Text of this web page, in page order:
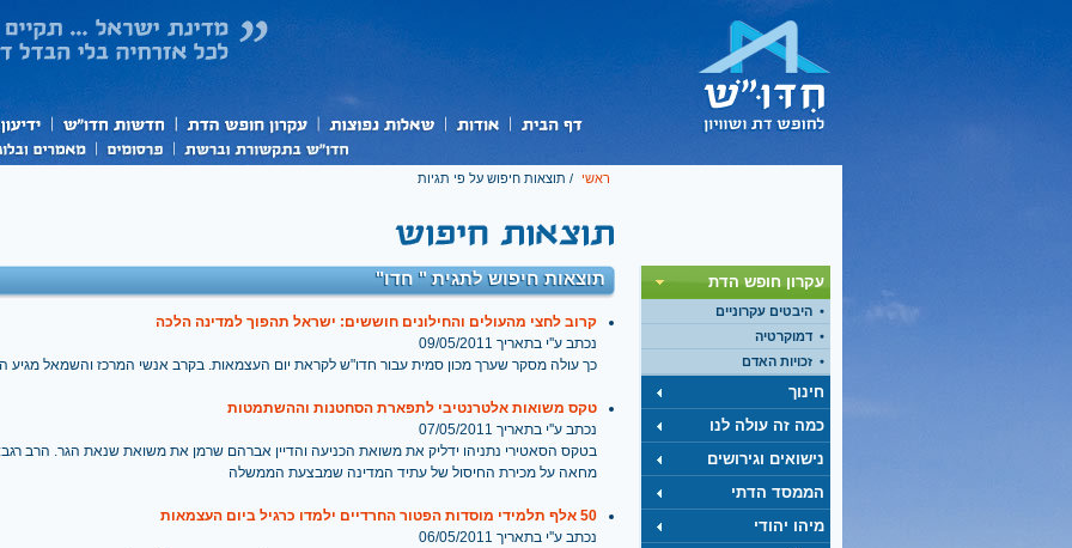
ראשי / תוצאות חיפוש על פי תגיות
עקרון חופש הדת
היבטים עקרוניים
דמוקרטיה
זכויות האדם
חינוך
כמה זה עולה לנו
נישואים וגירושים
הממסד הדתי
מיהו יהודי
תוצאות חיפוש לתגית " חדו"
קרוב לחצי מהעולים והחילונים חוששים: ישראל תהפוך למדינה הלכה
נכתב ע''י בתאריך 09/05/2011
כך עולה מסקר שערך מכון סמית עבור חדו"ש לקראת יום העצמאות. בקרב אנשי המרכז והשמאל מגיע
טקס משואות אלטרנטיבי לתפארת הסחטנות וההשתמטות
נכתב ע''י בתאריך 07/05/2011
בטקס הסאטירי נתניהו ידליק את משואת הכניעה והדיין אברהם שרמן את משואת שנאת הגר. הרב
מחאה על מכירת החיסול של עתיד המדינה שמבצעת הממשלה
50 אלף תלמידי מוסדות הפטור החרדיים ילמדו כרגיל ביום העצמאות
נכתב ע''י בתאריך 06/05/2011